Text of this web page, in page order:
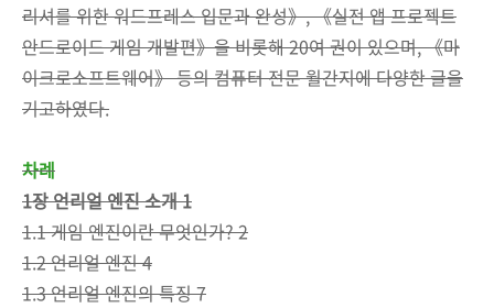
리셔를 위한 워드프레스 입문과 완성》, 《실전 앱 프로젝트
안드로이드 게임 개발편》을 비롯해 20여 권이 있으며, 《마
이크로소프트웨어》 등의 컴퓨터 전문 월간지에 다양한 글을
기고하였다.
차례
1장 언리얼 엔진 소개 1
1.1 게임 엔진이란 무엇인가? 2
1.2 언리얼 엔진 4
1.3 언리얼 엔진의 특징 7